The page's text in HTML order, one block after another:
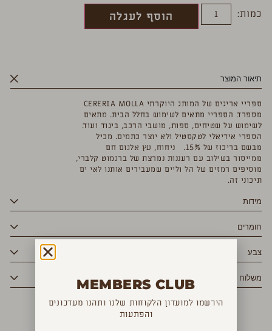
כמות:
הוסף לעגלה
תיאור המוצר
ספריי אריגים של המותג היוקרתי CERERIA MOLLA
מספרד. הספריי מתאים לשימוש בחלל הבית. מתאים
לשימוש על שטיחים, ספות, מושבי הרכב, ביגוד ועוד.
הספרי אידיאלי לטקסטיל ולא יוצר כתמים. מכיל
מבשם בריכוז של 15%. ניחוח, עץ אלגום חם
ממייסור בשילוב עם רעננות נמרצת של ברגמוט קלברי,
מוסיפים רמזים של הל וליים שמעבירים אותנו לאי ים
תיכוני זה.
מידות
חומרים
צבע
משלוח MEMBERS CLUB
הירשמו למועדון הלקוחות שלנו ותהנו מעדכונים
והפתעות